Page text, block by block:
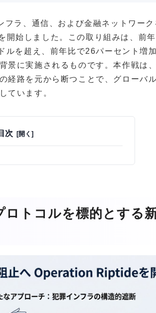
ラ、通信、および金融ネットワーク
始しました。この取り組みは、前
を超え、前年比で26パーセント増
景に実施されるものです。本作戦は
経路を元から断つことで、グローバ
ています。
次
トコルを標的とする